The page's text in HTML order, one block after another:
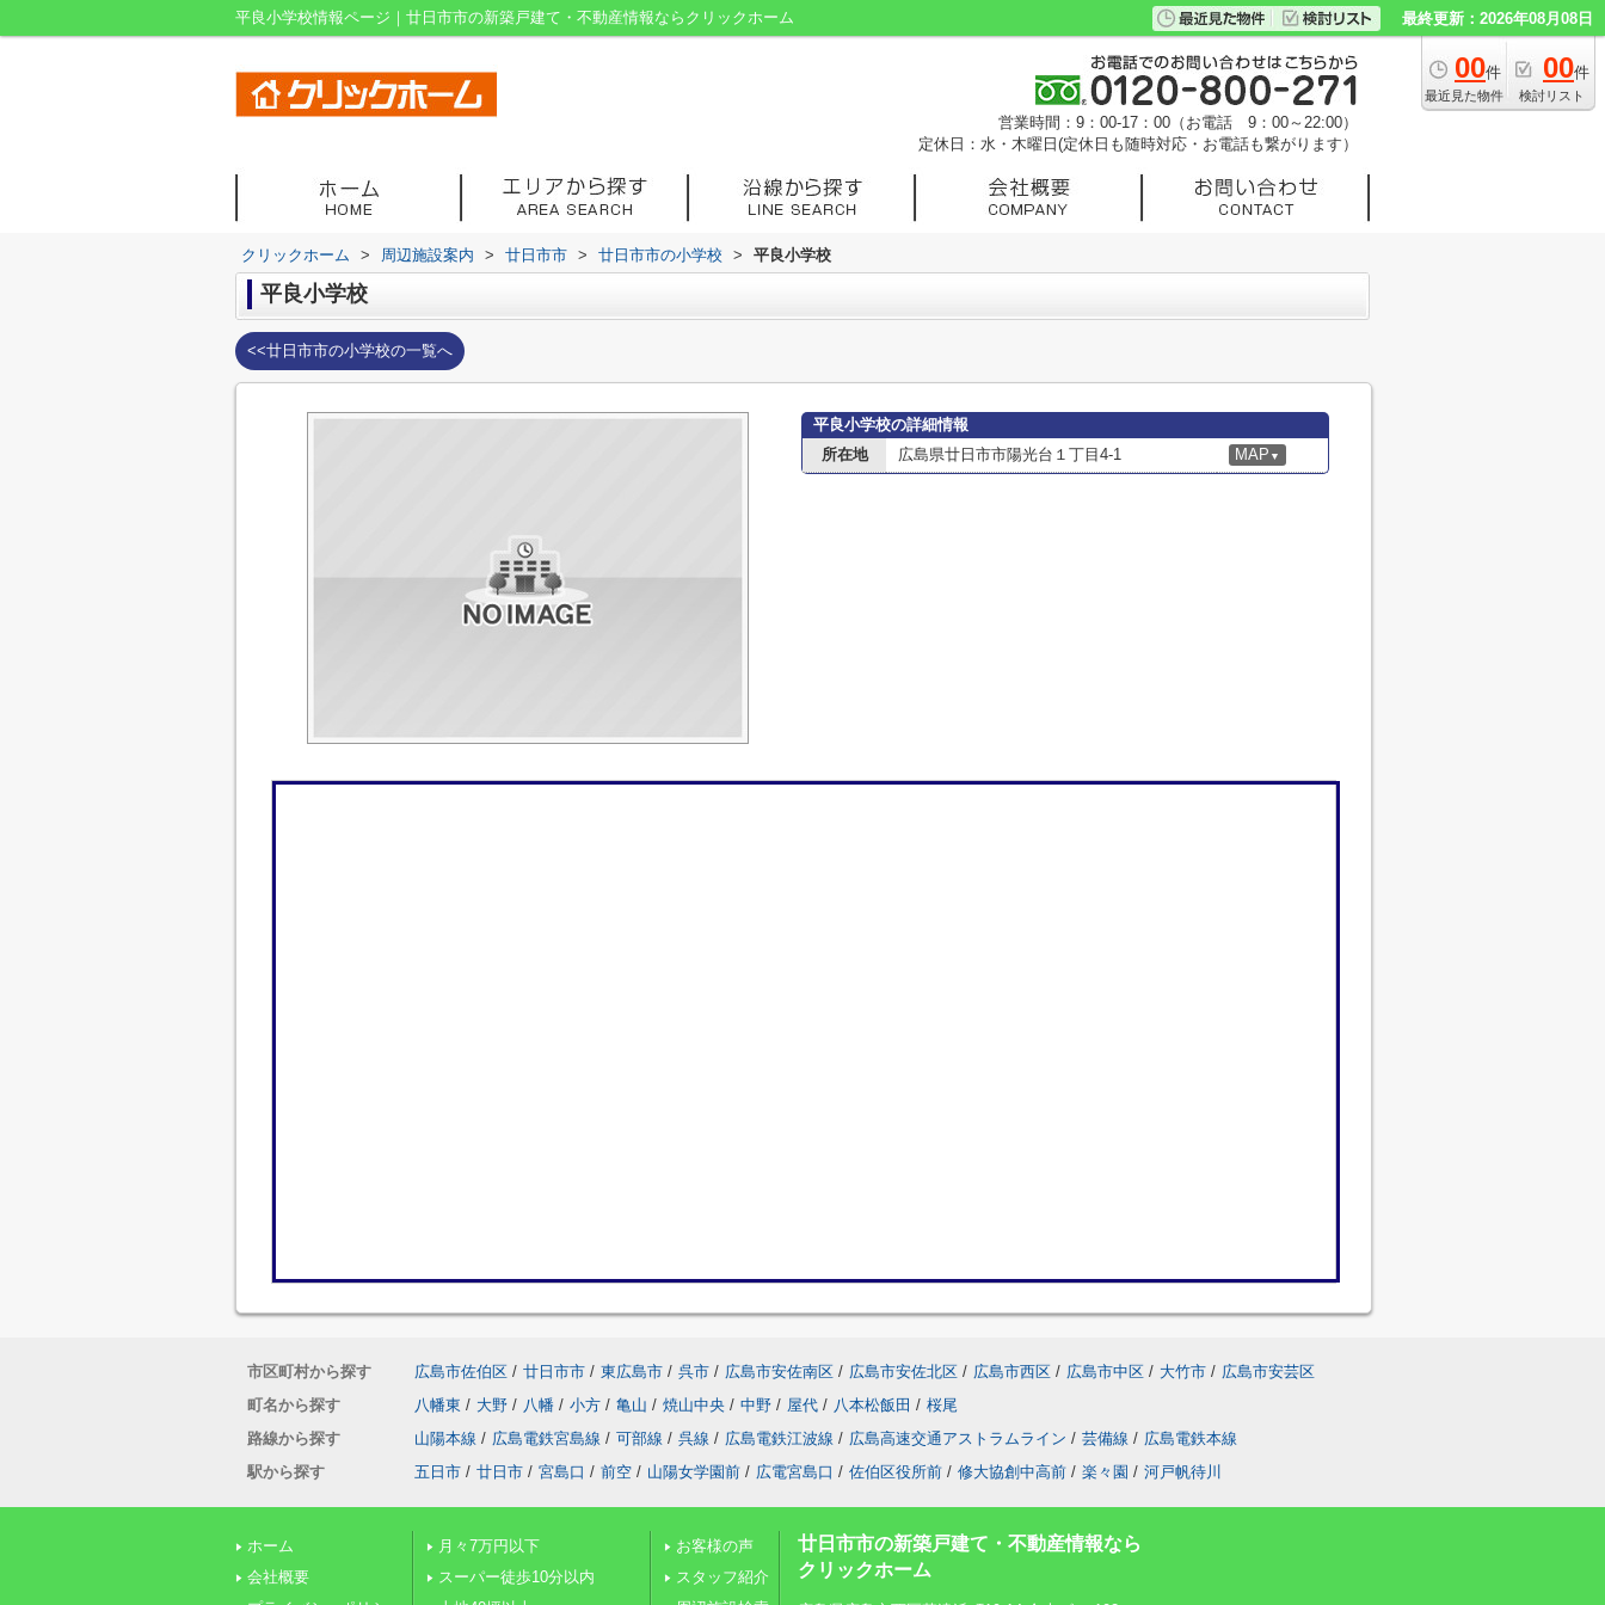
平良小学校情報ページ｜廿日市市の新築戸建て・不動産情報ならクリックホーム 最終更新：2026年08月08日
00件
最近見た物件
00件
検討リスト
営業時間：9：00-17：00（お電話 9：00～22:00）
定休日：水・木曜日(定休日も随時対応・お電話も繋がります）
クリックホーム > 周辺施設案内 > 廿日市市 > 廿日市市の小学校 > 平良小学校
平良小学校
<<廿日市市の小学校の一覧へ
平良小学校の詳細情報
所在地
広島県廿日市市陽光台１丁目4-1 MAP ▼
市区町村から探す 広島市佐伯区 / 廿日市市 / 東広島市 / 呉市 / 広島市安佐南区 / 広島市安佐北区 / 広島市西区 / 広島市中区 / 大竹市 / 広島市安芸区
町名から探す
八幡東 / 大野 / 八幡 / 小方 / 亀山 / 焼山中央 / 中野 / 屋代 / 八本松飯田 / 桜尾
路線から探す
山陽本線 / 広島電鉄宮島線 / 可部線 / 呉線 / 広島電鉄江波線 / 広島高速交通アストラムライン / 芸備線 / 広島電鉄本線
駅から探す
五日市 / 廿日市 / 宮島口 / 前空 / 山陽女学園前 / 広電宮島口 / 佐伯区役所前 / 修大協創中高前 / 楽々園 / 河戸帆待川
ホーム
会社概要
月々7万円以下
スーパー徒歩10分以内
お客様の声
スタッフ紹介
廿日市市の新築戸建て・不動産情報なら
クリックホーム